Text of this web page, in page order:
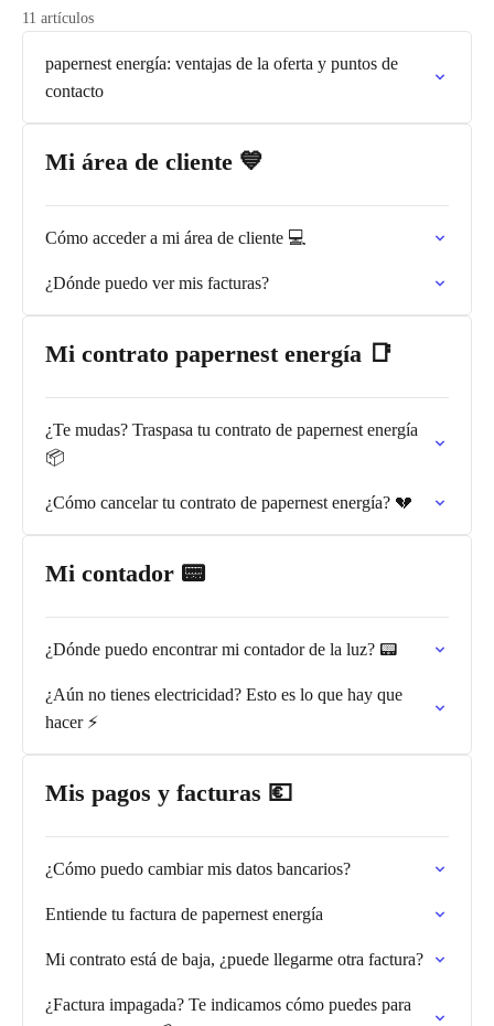
11 artículos
papernest energía: ventajas de la oferta y puntos de
contacto
Mi área de cliente 💙
Cómo acceder a mi área de cliente 💻
¿Dónde puedo ver mis facturas?
Mi contrato papernest energía 📑
¿Te mudas? Traspasa tu contrato de papernest energía
📦
¿Cómo cancelar tu contrato de papernest energía? 💔
Mi contador 📟
¿Dónde puedo encontrar mi contador de la luz? 📟
¿Aún no tienes electricidad? Esto es lo que hay que
hacer ⚡️
Mis pagos y facturas 💶
¿Cómo puedo cambiar mis datos bancarios?
Entiende tu factura de papernest energía
Mi contrato está de baja, ¿puede llegarme otra factura?
¿Factura impagada? Te indicamos cómo puedes para